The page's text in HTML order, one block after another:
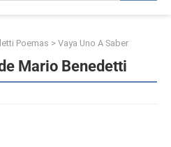
Poemas > Vaya Uno A Saber
Mario Benedetti